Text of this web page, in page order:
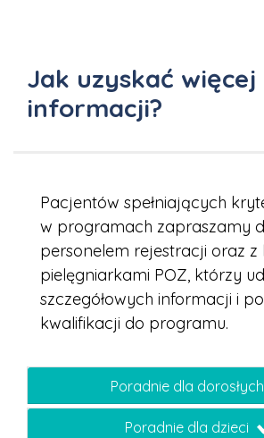
Jak uzyskać więcej
informacji?
Pacjentów spełniających
w programach zapraszamy
personelem rejestracji oraz z
pielęgniarkami POZ, którzy
szczegółowych informacji i
kwalifikacji do programu.
Poradnie dla dorosłych
Poradnie dla dzieci